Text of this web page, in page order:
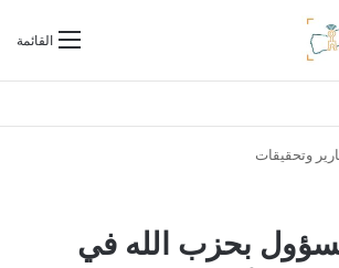
القائمةبحث عن
وتحقيقات
بحزب الله في